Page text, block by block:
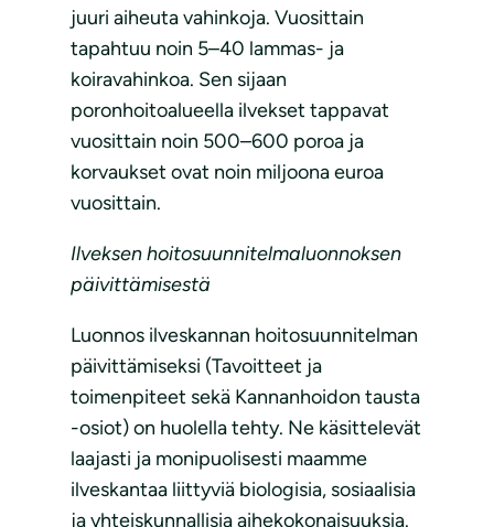
juuri aiheuta vahinkoja. Vuosittain
tapahtuu noin 5–40 lammas- ja
koiravahinkoa. Sen sijaan
poronhoitoalueella ilvekset tappavat
vuosittain noin 500–600 poroa ja
korvaukset ovat noin miljoona euroa
vuosittain.
Ilveksen hoitosuunnitelmaluonnoksen
päivittämisestä
Luonnos ilveskannan hoitosuunnitelman
päivittämiseksi (Tavoitteet ja
toimenpiteet sekä Kannanhoidon tausta
-osiot) on huolella tehty. Ne käsittelevät
laajasti ja monipuolisesti maamme
ilveskantaa liittyviä biologisia, sosiaalisia
ja yhteiskunnallisia aihekokonaisuuksia.